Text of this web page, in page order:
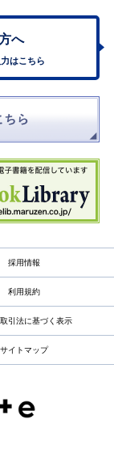
へ
はこちら
採用情報
利用規約
引法に基づく表示
サイトマップ